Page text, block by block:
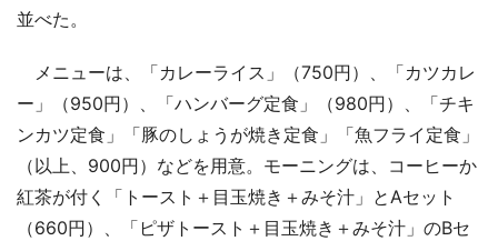
並べた。
メニューは、「カレーライス」（750円）、「カツカレ
ー」（950円）、「ハンバーグ定食」（980円）、「チキ
ンカツ定食」「豚のしょうが焼き定食」「魚フライ定食」
（以上、900円）などを用意。モーニングは、コーヒーか
紅茶が付く「トースト＋目玉焼き＋みそ汁」とAセット
（660円）、「ピザトースト＋目玉焼き＋みそ汁」のBセ